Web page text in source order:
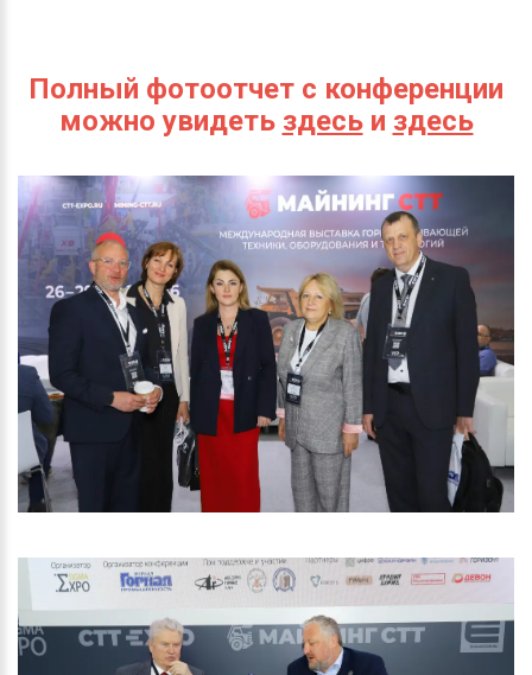
Полный фотоотчет с конференции
можно увидеть здесьи здесь